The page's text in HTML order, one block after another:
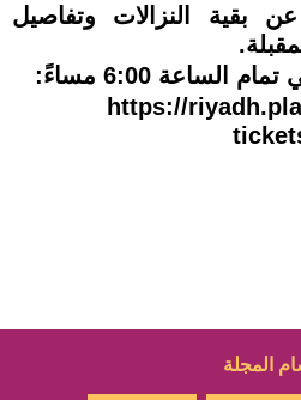
بقية النزالات وتفاصيل
الساعة 6:00 مساءً:
https://
المجلة